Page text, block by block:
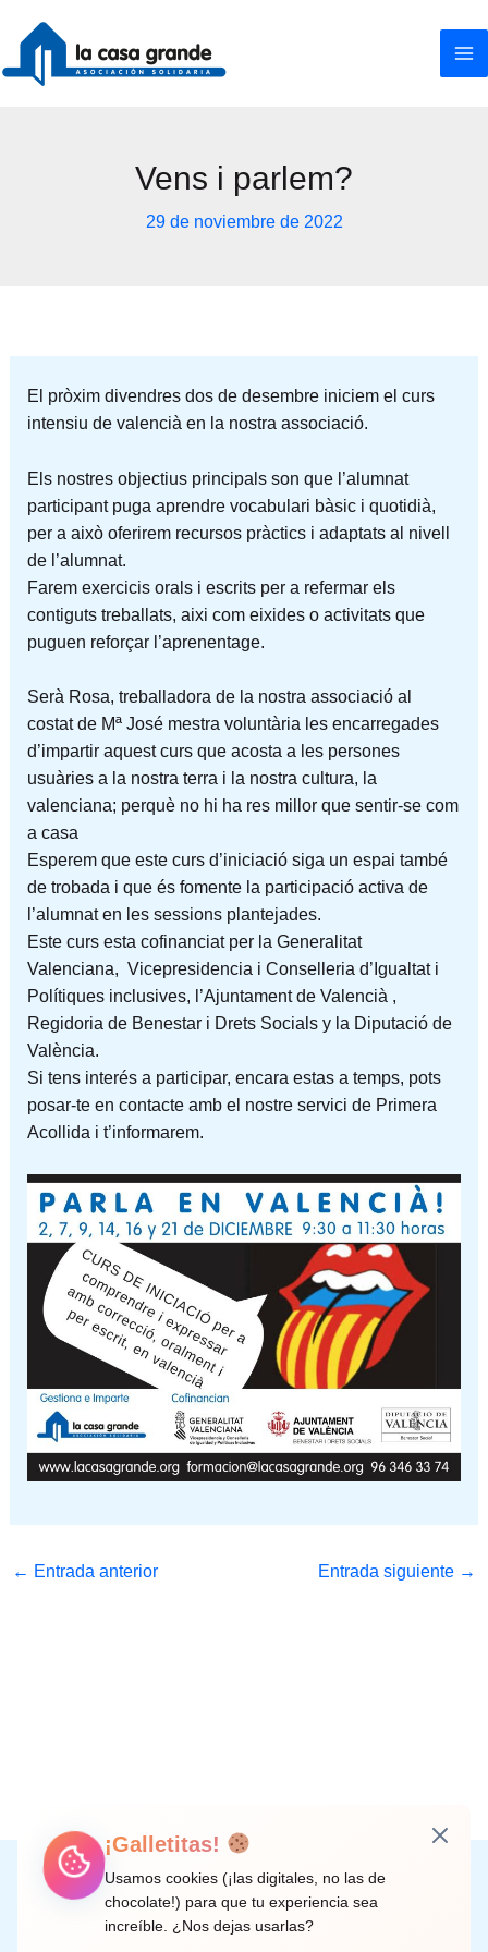
contenido
Vens i parlem?
29 de noviembre de 2022
El pròxim divendres dos de desembre iniciem el curs
intensiu de valencià en la nostra associació.
Els nostres objectius principals son que l’alumnat
participant puga aprendre vocabulari bàsic i quotidià,
per a això oferirem recursos pràctics i adaptats al nivell
de l’alumnat.
Farem exercicis orals i escrits per a refermar els
contiguts treballats, aixi com eixides o activitats que
puguen reforçar l’aprenentage.
Serà Rosa, treballadora de la nostra associació al
costat de Mª José mestra voluntària les encarregades
d’impartir aquest curs que acosta a les persones
usuàries a la nostra terra i la nostra cultura, la
valenciana; perquè no hi ha res millor que sentir-se com
a casa
Esperem que este curs d’iniciació siga un espai també
de trobada i que és fomente la participació activa de
l’alumnat en les sessions plantejades.
Este curs esta cofinanciat per la Generalitat
Valenciana, Vicepresidencia i Conselleria d’Igualtat i
Polítiques inclusives, l’Ajuntament de Valencià ,
Regidoria de Benestar i Drets Socials y la Diputació de
València.
Si tens interés a participar, encara estas a temps, pots
posar-te en contacte amb el nostre servici de Primera
Acollida i t’informarem.
← Entrada anterior Entrada siguiente →
Instagram
Facebook
X LinkedIn
Correo electrónico
¡Galletitas!
Usamos cookies (¡las digitales, no las de
chocolate!) para que tu experiencia sea
increíble. ¿Nos dejas usarlas?